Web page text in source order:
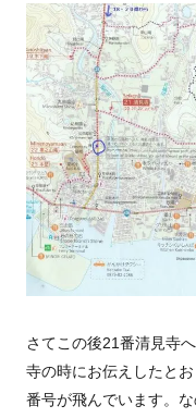
さてこの後21番清見寺
寺の時にお伝えしたと
番号が飛んでいます。